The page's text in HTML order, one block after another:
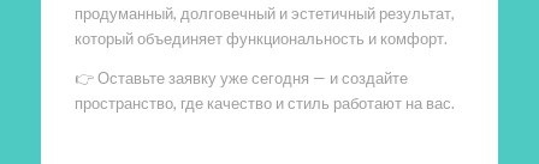
продуманный, долговечный и эстетичный результат,
который объединяет функциональность и комфорт.
👉 Оставьте заявку уже сегодня — и создайте
пространство, где качество и стиль работают на вас.